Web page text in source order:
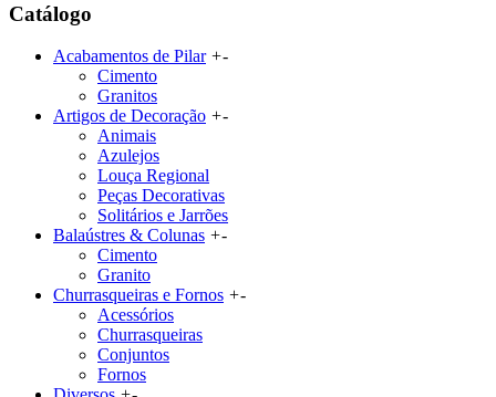
Catálogo
Acabamentos de Pilar +-
Cimento
Granitos
Artigos de Decoração +-
Animais
Azulejos
Louça Regional
Peças Decorativas
Solitários e Jarrões
Balaústres & Colunas +-
Cimento
Granito
Churrasqueiras e Fornos +-
Acessórios
Churrasqueiras
Conjuntos
Fornos